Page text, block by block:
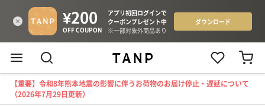
【重要】令和8年熊本地震の影響に伴うお荷物のお届け停止・遅延について
（2026年7月29日更新）